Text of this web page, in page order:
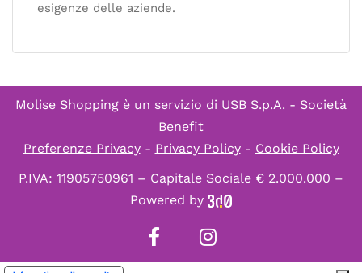
esigenze delle aziende.
Molise Shopping è un servizio di USB S.p.A. - Società
Benefit
Preferenze Privacy- Privacy Policy- Cookie Policy
P.IVA: 11905750961 – Capitale Sociale € 2.000.000 –
Powered by